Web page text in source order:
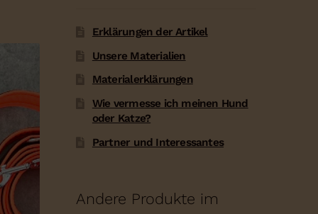
Erklärungen der Artikel
Unsere Materialien
Materialerklärungen
Wie vermesse ich meinen Hund
oder Katze?
Partner und Interessantes
Andere Produkte im